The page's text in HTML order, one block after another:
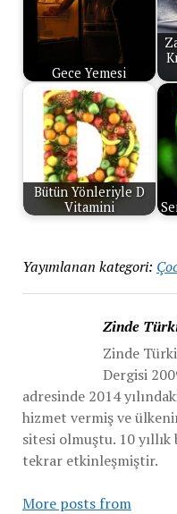
Gece Yemesi
Bütün Yönleriyle D
Vitamini
Yayımlanan kategori:
Zinde
Zinde
Dergisi
adresinde 2014
hizmet vermiş ve
sitesi olmuştu. 10
tekrar etkinleşmiştir.
More posts from